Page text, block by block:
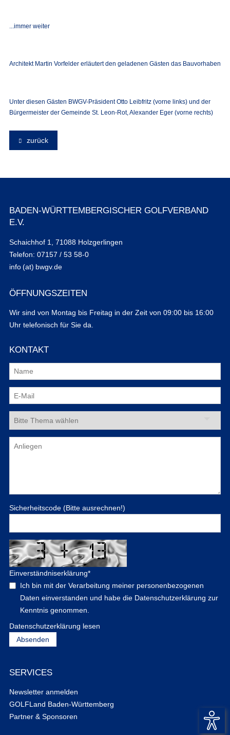
...immer weiter
Architekt Martin Vorfelder erläutert den geladenen Gästen das Bauvorhaben
Unter diesen Gästen BWGV-Präsident Otto Leibfritz (vorne links) und der
Bürgermeister der Gemeinde St. Leon-Rot, Alexander Eger (vorne rechts)
zurück
BADEN-WÜRTTEMBERGISCHER GOLFVERBAND
E.V.
Schaichhof 1, 71088 Holzgerlingen
Telefon: 07157 / 53 58-0
info (at) bwgv.de
ÖFFNUNGSZEITEN
Wir sind von Montag bis Freitag in der Zeit von 09:00 bis 16:00
Uhr telefonisch für Sie da.
KONTAKT
Sicherheitscode (Bitte ausrechnen!)
Einverständniserklärung*
Ich bin mit der Verarbeitung meiner personenbezogenen
Daten einverstanden und habe die Datenschutzerklärung zur
Kenntnis genommen.
Datenschutzerklärung lesen
SERVICES
Newsletter anmelden
GOLFLand Baden-Württemberg
Partner & Sponsoren